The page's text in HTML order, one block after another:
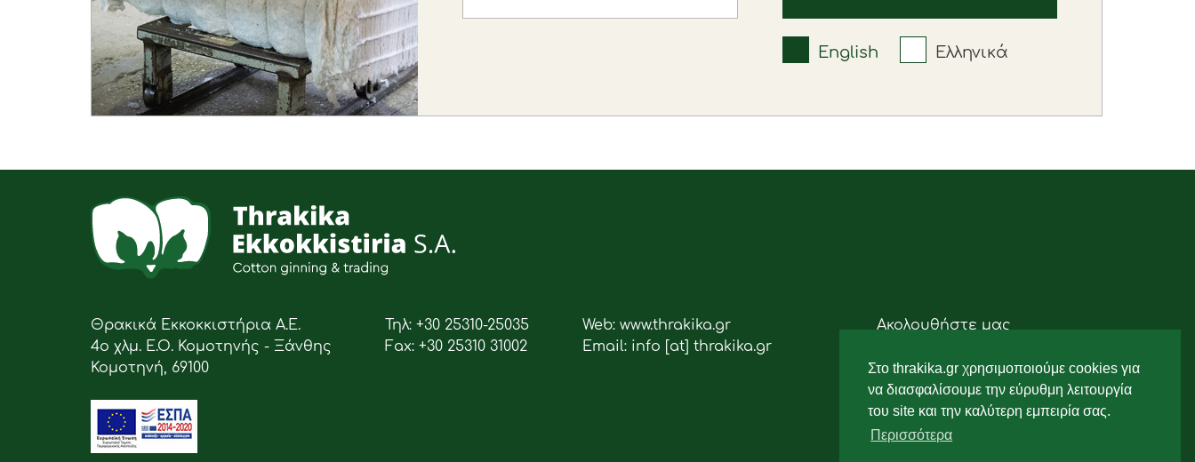
Στο thrakika.gr χρησιμοποιούμε cookies για
να διασφαλίσουμε την εύρυθμη λειτουργία
του site και την καλύτερη εμπειρία σας.
Περισσότερα
English Ελληνικά
Θρακικά Εκκοκκιστήρια Α.Ε.
4ο χλμ. Ε.Ο. Κομοτηνής - Ξάνθης
Κομοτηνή, 69100
Τηλ: +30 25310-25035
Fax: +30 25310 31002
Web: www.thrakika.gr
Email: info [at] thrakika.gr
Ακολουθήστε μας